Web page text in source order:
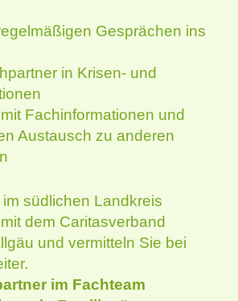
Gesprächen ins
in Krisen- und
Fachinformationen und
Austausch zu anderen
südlichen Landkreis
dem Caritasverband
und vermitteln Sie bei
im Fachteam